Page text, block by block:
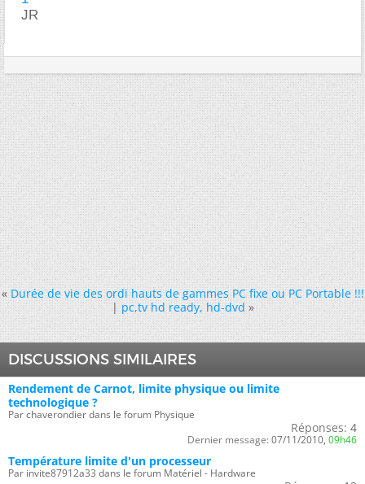
JR
« Durée de vie des ordi hauts de gammes PC fixe ou PC Portable !!!
|pc,tv hd ready, hd-dvd »
DISCUSSIONS SIMILAIRES
Rendement de Carnot, limite physique ou limite
technologique ?
Par chaverondier dans le forum Physique
Réponses: 4
Dernier message: 07/11/2010, 09h46
Température limite d'un processeur
Par invite87912a33 dans le forum Matériel - Hardware